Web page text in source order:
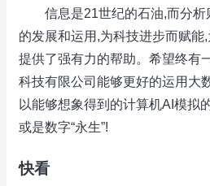
信息是21世纪的石油,而分析
的发展和运用,为科技进步而赋能
提供了强有力的帮助。希望终有
科技有限公司能够更好的运用大
以能够想象得到的计算机AI模拟
或是数字“永生”!
快看